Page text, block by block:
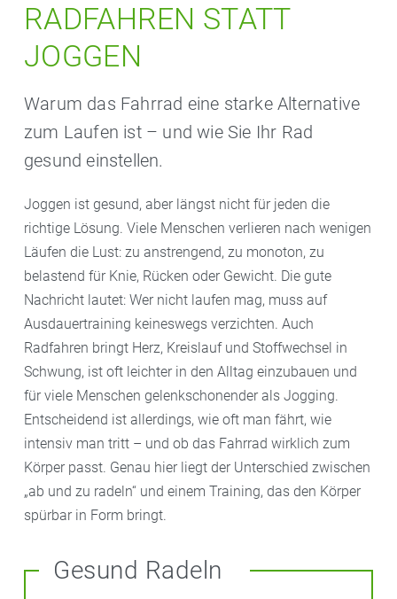
RADFAHREN STATT
JOGGEN
Warum das Fahrrad eine starke Alternative
zum Laufen ist – und wie Sie Ihr Rad
gesund einstellen.
Joggen ist gesund, aber längst nicht für jeden die
richtige Lösung. Viele Menschen verlieren nach wenigen
Läufen die Lust: zu anstrengend, zu monoton, zu
belastend für Knie, Rücken oder Gewicht. Die gute
Nachricht lautet: Wer nicht laufen mag, muss auf
Ausdauertraining keineswegs verzichten. Auch
Radfahren bringt Herz, Kreislauf und Stoffwechsel in
Schwung, ist oft leichter in den Alltag einzubauen und
für viele Menschen gelenkschonender als Jogging.
Entscheidend ist allerdings, wie oft man fährt, wie
intensiv man tritt – und ob das Fahrrad wirklich zum
Körper passt. Genau hier liegt der Unterschied zwischen
„ab und zu radeln“ und einem Training, das den Körper
spürbar in Form bringt.
Gesund Radeln